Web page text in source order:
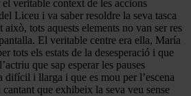
veritable context de les accions
Liceu i va saber resoldre la seva tasca
tots aquests elements no van ser res
El veritable centre era ella, María
tots els estats de la desesperació i que
que sap esperar les pauses
difícil i llarga i que es mou per l’escena
que exhibeix la seva veu sense